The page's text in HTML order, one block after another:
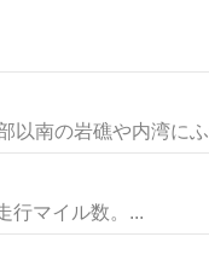
南の岩礁や内湾に
行マイル数。...